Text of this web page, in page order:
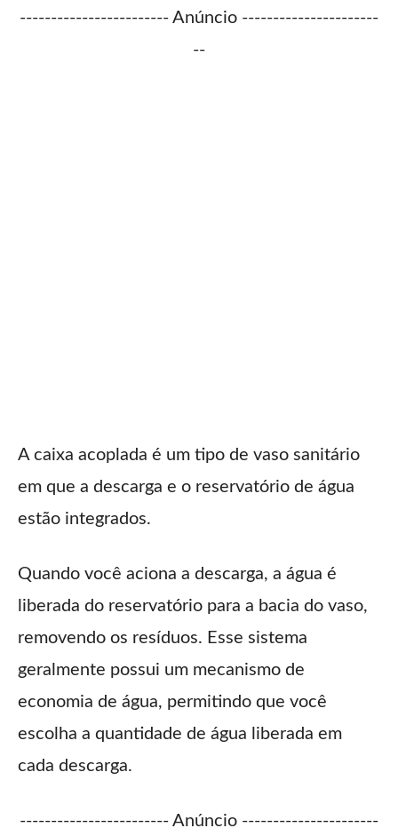
------------------------ Anúncio ----------------------
--
A caixa acoplada é um tipo de vaso sanitário
em que a descarga e o reservatório de água
estão integrados.
Quando você aciona a descarga, a água é
liberada do reservatório para a bacia do vaso,
removendo os resíduos. Esse sistema
geralmente possui um mecanismo de
economia de água, permitindo que você
escolha a quantidade de água liberada em
cada descarga.
------------------------ Anúncio ----------------------